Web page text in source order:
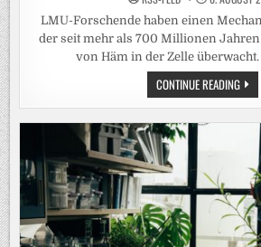
LMU-Forschende haben einen
der seit mehr als 700 Millionen
von Häm in der Zelle
CONTINUE READING
ALS